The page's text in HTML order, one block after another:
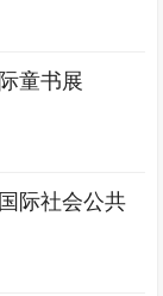
童书展
际社会公共